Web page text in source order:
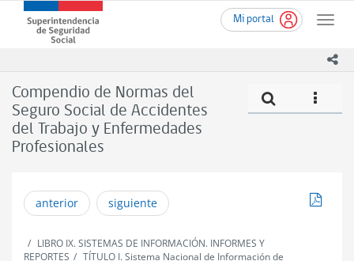
contenido
Mi portal
Toggle
Superintendencia
de
(SUSESO)
-
Gobierno
de
Chile
Compendio de Normas del
Seguro Social de Accidentes
del Trabajo y Enfermedades
Profesionales
icono
anterior siguiente
LIBRO IX. SISTEMAS DE INFORMACIÓN. INFORMES Y
REPORTES
TÍTULO I. Sistema Nacional de Información de